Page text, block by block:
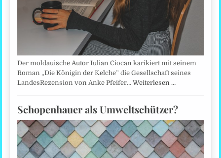
Der moldauische Autor Iulian Ciocan karikiert mit seinem
Roman „Die Königin der Kelche” die Gesellschaft seines
LandesRezension von Anke Pfeifer…Weiterlesen …
Schopenhauer als Umweltschützer?